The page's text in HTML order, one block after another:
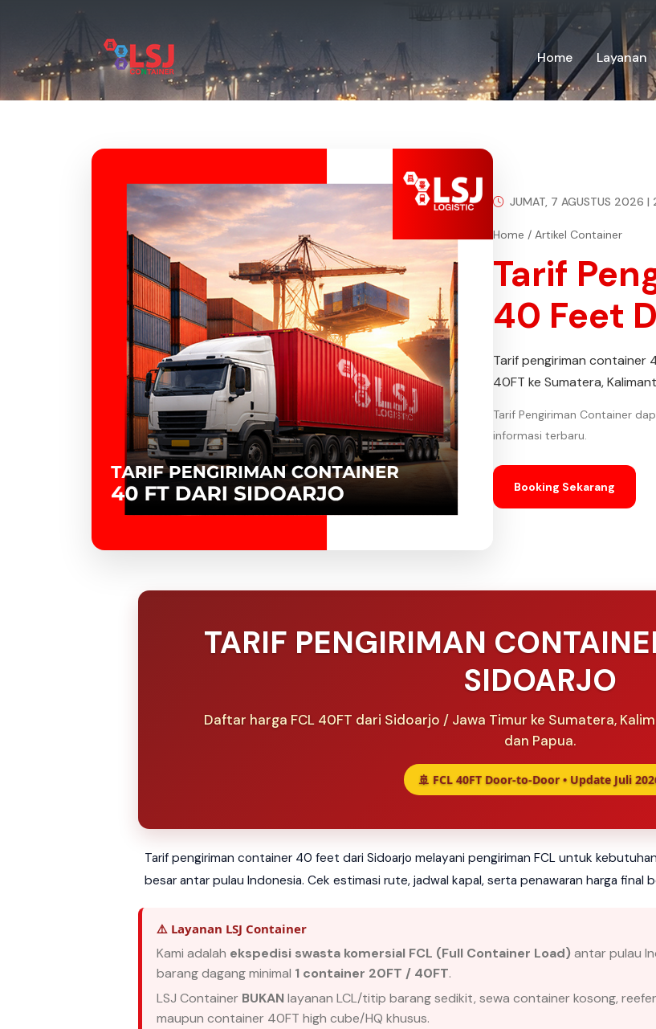
Home Layanan
JUMAT, 7 AGUSTUS 2026 |
Home / Artikel Container
Tarif
40 Feet
Tarif pengiriman container
40FT ke Sumatera,
Tarif Pengiriman Container
informasi terbaru.
Booking Sekarang
TARIF PENGIRIMAN
SIDOARJO
Daftar harga FCL 40FT dari Sidoarjo / Jawa Timur ke Sumatera,
dan Papua.
🚢 FCL 40FT Door-to-Door • Update Juli
Tarif pengiriman container 40 feet dari Sidoarjo melayani pengiriman FCL untuk
besar antar pulau Indonesia. Cek estimasi rute, jadwal kapal, serta penawaran harga final
⚠️ Layanan LSJ Container
Kami adalah ekspedisi swasta komersial FCL (Full Container Load) antar pulau
barang dagang minimal 1 container 20FT / 40FT.
LSJ Container BUKANlayanan LCL/titip barang sedikit, sewa container kosong,
maupun container 40FT high cube/HQ khusus.